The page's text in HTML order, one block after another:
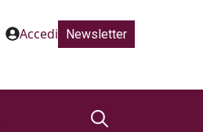
Accedi Newsletter